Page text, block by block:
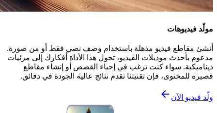
مولّد فيديوهات
أنشئ مقاطع فيديو مذهلة باستخدام وصف نصي فقط أو من صورة.
مدعوم بأحدث موديلات الفيديو، تحول هذا الأداة أفكارك إلى مرئيات
ديناميكية. سواء كنت ترغب في إحياء القصص أو إنشاء مقاطع
قصيرة للمحتوى، فإن تقنيتنا تقدم نتائج عالية الجودة في دقائق.
ولّد فيديو الآن